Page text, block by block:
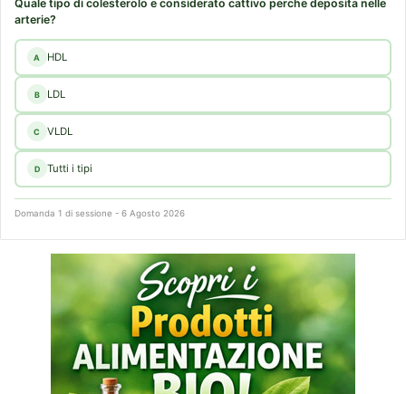
Quale tipo di colesterolo e considerato cattivo perche deposita nelle
arterie?
A HDL
B LDL
C VLDL
D Tutti i tipi
Domanda 1 di sessione - 6 Agosto 2026